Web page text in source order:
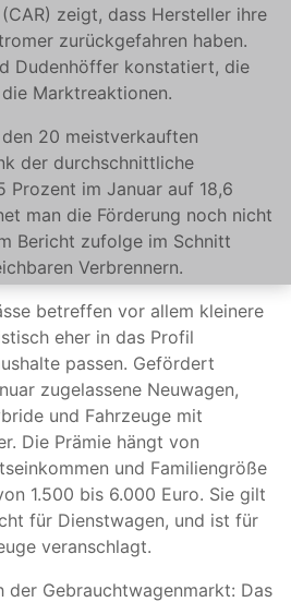
zeigt, dass Hersteller ihre
zurückgefahren haben.
Dudenhöffer konstatiert, die
Marktreaktionen.
20 meistverkauften
der durchschnittliche
Prozent im Januar auf 18,6
man die Förderung noch nicht
Bericht zufolge im Schnitt
Verbrennern.
betreffen vor allem kleinere
eher in das Profil
passen. Gefördert
zugelassene Neuwagen,
und Fahrzeuge mit
Die Prämie hängt von
und Familiengröße
1.500 bis 6.000 Euro. Sie gilt
für Dienstwagen, und ist für
veranschlagt.
der Gebrauchtwagenmarkt: Das